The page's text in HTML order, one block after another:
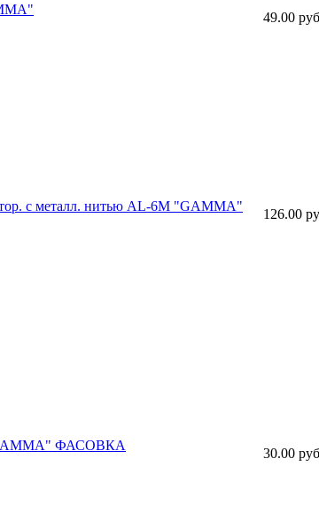
49.00
с металл. нитью AL-6M "GAMMA"
126.00
ФАСОВКА
30.00